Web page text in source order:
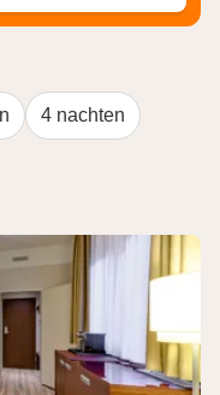
4 nachten